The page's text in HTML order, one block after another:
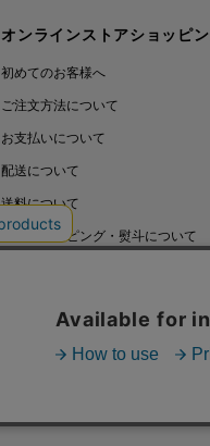
オンラインストアショッピ
初めてのお客様へ
ご注文方法について
お支払いについて
配送について
送料について
ギフトラッピング・熨斗について